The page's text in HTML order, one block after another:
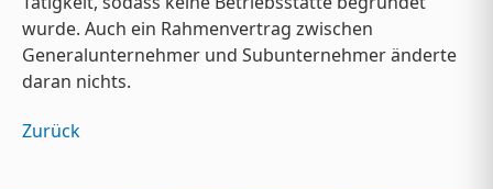
wurde. Auch ein Rahmenvertrag zwischen
Generalunternehmer und Subunternehmer änderte
daran nichts.
Zurück